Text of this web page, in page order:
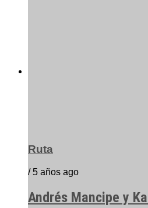
Ruta
/ 5 años ago
Andrés Mancipe y